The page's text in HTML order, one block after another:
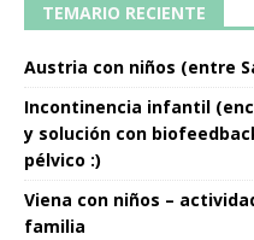
TEMARIO RECIENTE
Austria con niños (entre
Incontinencia infantil
y solución con
pélvico :)
Viena con niños –
familia